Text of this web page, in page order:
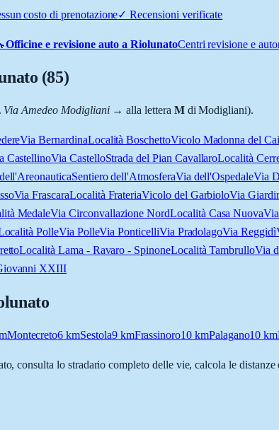
costo di prenotazione✓Recensioni verificate
Officine e revisione auto aRiolunatoCentri revisione e
(85)
Via Amedeo Modigliani→ alla lettera Mdi Modigliani).
Via BernardinaLocalità BoschettoVicolo Madonna del
CastellinoVia CastelloStrada del Pian CavallaroLocalità
Sentiero dell'AtmosferaVia dell'OspedaleVia
Via FrascaraLocalità FrateriaVicolo del GarbioloVia
MedaleVia Circonvallazione NordLocalità Casa Nuova
PolleVia PolleVia PonticelliVia PradolagoVia Reggidì
Località Lama - Ravaro - SpinoneLocalità TambrulloVia
XXIII
Montecreto6 kmSestola9kmFrassinoro10 kmPalagano10 km
, consulta lo stradario completo delle vie, calcola le